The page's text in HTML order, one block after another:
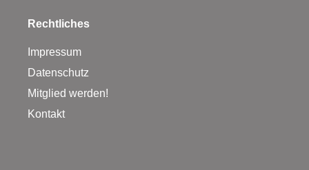
Rechtliches
Impressum
Datenschutz
Mitglied werden!
Kontakt